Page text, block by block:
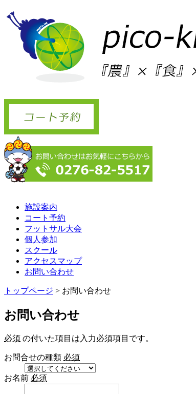
施設案内
コート予約
フットサル大会
個人参加
スクール
アクセスマップ
お問い合わせ
トップページ > お問い合わせ
お問い合わせ
必須 の付いた項目は入力必須項目です。
お問合せの種類 必須
お名前 必須